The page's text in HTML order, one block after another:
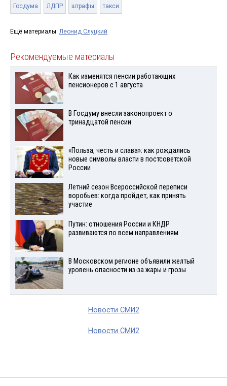
Госдума ЛДПР штрафы такси
Ещё материалы: Леонид Слуцкий
Рекомендуемые материалы
Как изменятся пенсии работающих
пенсионеров с 1 августа
В Госдуму внесли законопроект о
тринадцатой пенсии
«Польза, честь и слава»: как рождались
новые символы власти в постсоветской
России
Летний сезон Всероссийской переписи
воробьев: когда пройдет, как принять
участие
Путин: отношения России и КНДР
развиваются по всем направлениям
В Московском регионе объявили желтый
уровень опасности из-за жары и грозы
Новости СМИ2
Новости СМИ2